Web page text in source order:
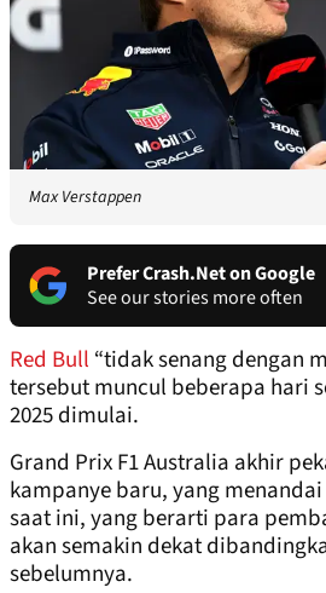
Max Verstappen
Prefer Crash.Net on Google
See our stories more often
Red Bull “tidak senang dengan
tersebut muncul beberapa hari
2025 dimulai.
Grand Prix F1 Australia akhir
kampanye baru, yang
saat ini, yang berarti para
akan semakin dekat
sebelumnya.